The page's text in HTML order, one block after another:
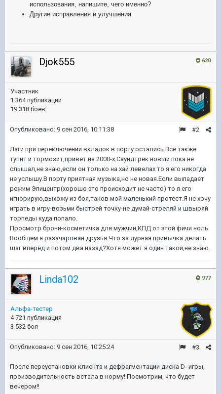
использования, напишите, чего именно?
Другие исправления и улучшения
620
Djok555
Участник
1 364 публикации
19 318 боёв
#2
Опубликовано: 9 сен 2016, 10:11:38
Лаги при переключении вкладок в порту остались.Всё также
тупит и тормозит,привет из 2000-х.Саундтрек новый пока не
слышал,не знаю,если он только на хай левелах то я его никогда
не услышу.В порту приятная музыка,но не новая.Если выпадает
режим Эпицентр(хорошо это происходит не часто) то я его
игнорирую,выхожу из боя,таков мой маленький протест.Я не хочу
играть в игру-возьми быстрей точку-не думай-стреляй и швыряй
торпеды куда попало.
Просмотр брони-косметичка для мужчин,КПД от этой фичи ноль.
Вообщем я разачарован друзья.Что за дурная привычка делать
шаг вперёд и потом два назад?Хотя может я один такой,не знаю.
977
Linda102
Альфа-тестер
4 721 публикация
3 532 боя
#3
Опубликовано: 9 сен 2016, 10:25:24
После переустановки клиента и дефрагментации диска D- игры,
производительность встала в норму! Посмотрим, что будет
вечером!!